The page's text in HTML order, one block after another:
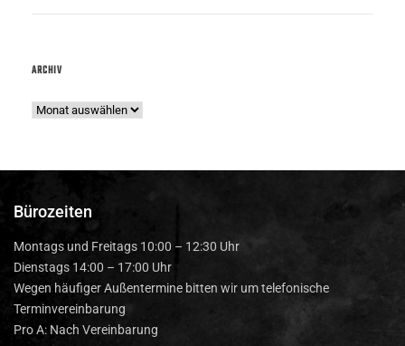
ARCHIV
Bürozeiten
Montags und Freitags 10:00 – 12:30 Uhr
Dienstags 14:00 – 17:00 Uhr
Wegen häufiger Außentermine bitten wir um telefonische
Terminvereinbarung
Pro A: Nach Vereinbarung